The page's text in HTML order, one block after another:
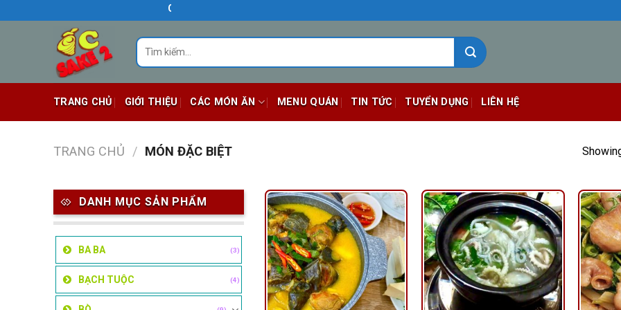
to
QUÁN ĂN NGON BIÊN HÒA
Tìm
kiếm:
TRANG CHỦ GIỚI THIỆU CÁC MÓN ĂN MENU QUÁN TIN TỨC TUYỂN DỤNG LIÊN HỆ
TRANG CHỦ / MÓN ĐẶC BIỆT
DANH MỤC SẢN PHẨM
BA BA (3)
BẠCH TUỘC (4)